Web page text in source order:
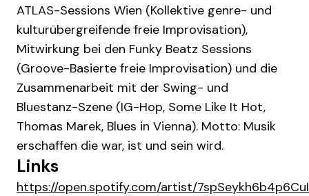
ATLAS-Sessions Wien (Kollektive genre- und
kulturübergreifende freie Improvisation),
Mitwirkung bei den Funky Beatz Sessions
(Groove-Basierte freie Improvisation) und die
Zusammenarbeit mit der Swing- und
Bluestanz-Szene (IG-Hop, Some Like It Hot,
Thomas Marek, Blues in Vienna). Motto: Musik
erschaffen die war, ist und sein wird.
Links
https://open.spotify.com/artist/